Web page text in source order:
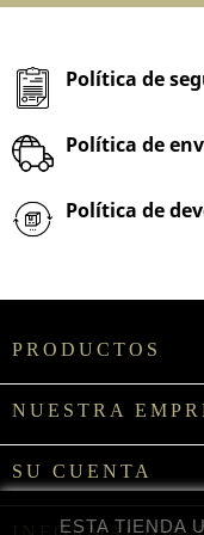
Política de
Política de
Política de
PRODUCTOS
NUESTRA
SU CUENTA
ESTA TIENDA